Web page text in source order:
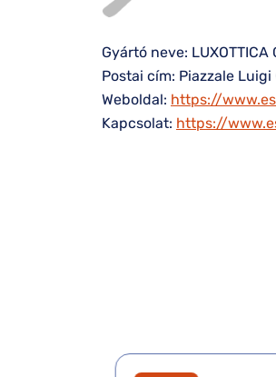
Gyártó neve: LUXOTTICA
Postai cím: Piazzale
Weboldal: https://
Kapcsolat: https://